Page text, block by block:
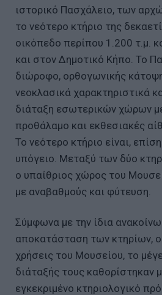
ιστορικό Πασχάλειο, των
το νεότερο κτήριο της
οικόπεδο περίπου 1.200 τ.μ.
και στον Δημοτικό Κήπο. Το
διώροφο, ορθογωνικής
νεοκλασικά χαρακτηριστικά
διάταξη εσωτερικών χώρων
προθάλαμο και εκθεσιακές
Το νεότερο κτήριο είναι,
υπόγειο. Μεταξύ των δύο
ο υπαίθριος χώρος του
με αναβαθμούς και φύτευση.
Σύμφωνα με την ίδια
αποκατάσταση των κτηρίων,
χρήσεις του Μουσείου, το
διάταξής τους καθορίστηκαν
εγκεκριμένο κτηριολογικό